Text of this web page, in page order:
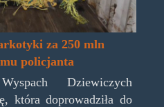
za 250 mln
policjanta
Dziewiczych
która doprowadziła do